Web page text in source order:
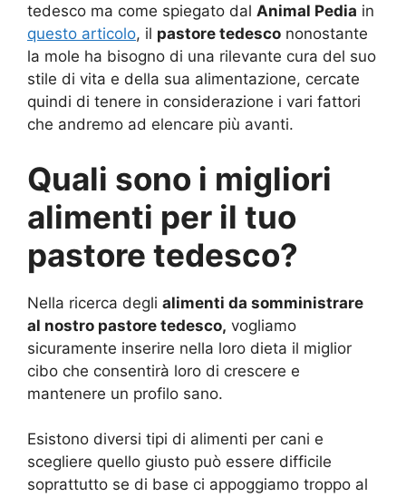
tedesco ma come spiegato dal Animal Pedia in
questo articolo, il pastore tedesco nonostante
la mole ha bisogno di una rilevante cura del suo
stile di vita e della sua alimentazione, cercate
quindi di tenere in considerazione i vari fattori
che andremo ad elencare più avanti.
Quali sono i migliori
alimenti per il tuo
pastore tedesco?
Nella ricerca degli alimenti da somministrare
al nostro pastore tedesco, vogliamo
sicuramente inserire nella loro dieta il miglior
cibo che consentirà loro di crescere e
mantenere un profilo sano.
Esistono diversi tipi di alimenti per cani e
scegliere quello giusto può essere difficile
soprattutto se di base ci appoggiamo troppo al